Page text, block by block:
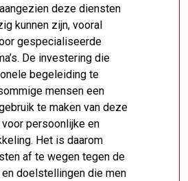
deze diensten
kunnen zijn, vooral
gespecialiseerde
De investering die
begeleiding te
mensen een
te maken van deze
persoonlijke en
Het is daarom
af te wegen tegen de
doelstellingen die men